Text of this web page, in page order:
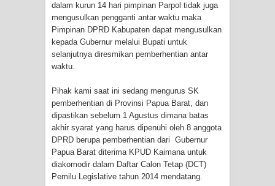
dan Penanaman Padi di Merauke
Mantan Sekda Jayawijaya Jadi
Tersangka Kasus Korupsi Jalan
Lingkar
Papuan Artisans Take Center Stage
at Indonesia's National Craft
Anniversary in Makassar
dalam kurun 14 hari pimpinan Parpol tidak juga
mengusulkan pengganti antar waktu maka
Pimpinan DPRD Kabupaten dapat mengusulkan
kepada Gubernur melalui Bupati untuk
selanjutnya diresmikan pemberhentian antar
waktu.
Pihak kami saat ini sedang mengurus SK
pemberhentian di Provinsi Papua Barat, dan
dipastikan sebelum 1 Agustus dimana batas
akhir syarat yang harus dipenuhi oleh 8 anggota
DPRD berupa pemberhentian dari Gubernur
Papua Barat diterima KPUD Kaimana untuk
diakomodir dalam Daftar Calon Tetap (DCT)
Pemilu Legislative tahun 2014 mendatang.